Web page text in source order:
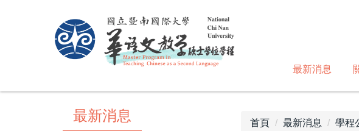
最新消息
最新消息 首頁 最新消息 學程